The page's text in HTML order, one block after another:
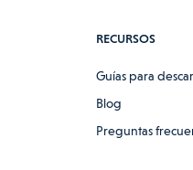
RECURSOS
Guías para
Blog
Preguntas